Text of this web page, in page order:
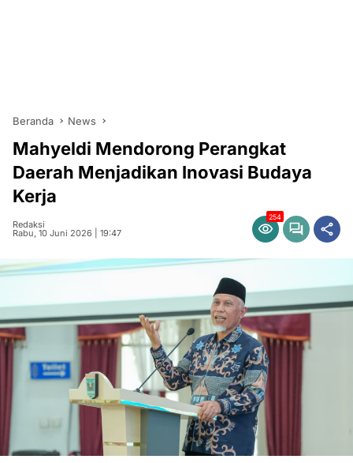
Beranda News
Mahyeldi Mendorong Perangkat
Daerah Menjadikan Inovasi Budaya
Kerja
Redaksi
Rabu, 10 Juni 2026 | 19:47
254